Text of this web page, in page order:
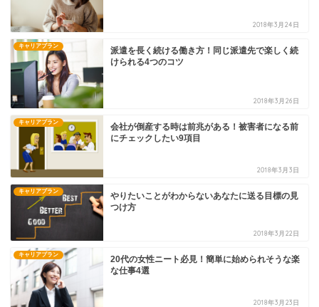
2018年3月24日
キャリアプラン
派遣を長く続ける働き方！同じ派遣先で楽しく続
けられる4つのコツ
2018年3月26日
キャリアプラン
会社が倒産する時は前兆がある！被害者になる前
にチェックしたい9項目
2018年3月3日
キャリアプラン
やりたいことがわからないあなたに送る目標の見
つけ方
2018年3月22日
キャリアプラン
20代の女性ニート必見！簡単に始められそうな楽
な仕事4選
2018年3月23日